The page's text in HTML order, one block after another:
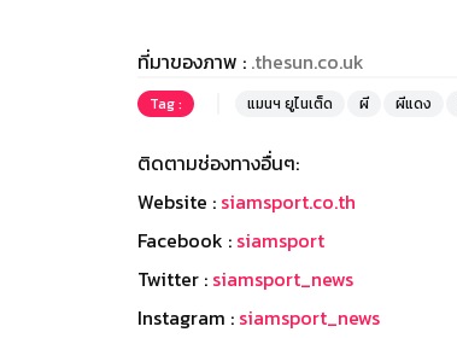
ที่มาของภาพ : .thesun.co.uk
Tag : แมนฯ ยูไนเต็ด ผี ผีแดง
ติดตามช่องทางอื่นๆ:
Website : siamsport.co.th
Facebook : siamsport
Twitter : siamsport_news
Instagram : siamsport_news